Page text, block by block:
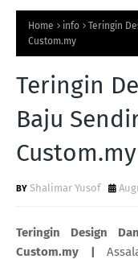
Home info
Teringin
Custom.my
Teringin
Baju
Custom.my
Shalimar Yusof
Teringin Design
Custom.my |